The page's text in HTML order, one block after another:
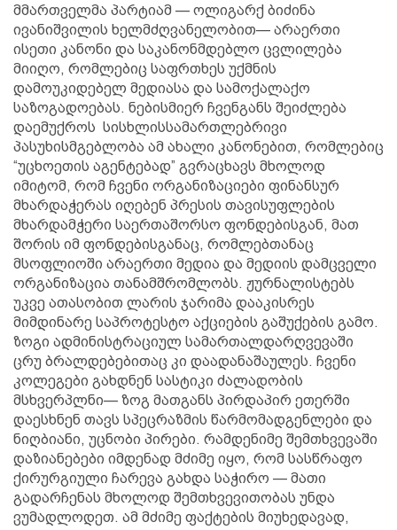
მმართველმა პარტიამ — ოლიგარქ ბიძინა
ივანიშვილის ხელმძღვანელობით— არაერთი
ისეთი კანონი და საკანონმდებლო ცვლილება
მიიღო, რომლებიც საფრთხეს უქმნის
დამოუკიდებელ მედიასა და სამოქალაქო
საზოგადოებას. ნებისმიერ ჩვენგანს შეიძლება
დაემუქროს სისხლისსამართლებრივი
პასუხისმგებლობა ამ ახალი კანონებით, რომლებიც
“უცხოეთის აგენტებად” გვრაცხავს მხოლოდ
იმიტომ, რომ ჩვენი ორგანიზაციები ფინანსურ
მხარდაჭერას იღებენ პრესის თავისუფლების
მხარდამჭერი საერთაშორსო ფონდებისგან, მათ
შორის იმ ფონდებისგანაც, რომლებთანაც
მსოფლიოში არაერთი მედია და მედიის დამცველი
ორგანიზაცია თანამშრომლობს. ჟურნალისტებს
უკვე ათასობით ლარის ჯარიმა დააკისრეს
მიმდინარე საპროტესტო აქციების გაშუქების გამო.
ზოგი ადმინისტრაციულ სამართალდარღვევაში
ცრუ ბრალდებებითაც კი დაადანაშაულეს. ჩვენი
კოლეგები გახდნენ სასტიკი ძალადობის
მსხვერპლნი— ზოგ მათგანს პირდაპირ ეთერში
დაესხნენ თავს სპეცრაზმის წარმომადგენლები და
ნიღბიანი, უცნობი პირები. რამდენიმე შემთხვევაში
დაზიანებები იმდენად მძიმე იყო, რომ სასწრაფო
ქირურგიული ჩარევა გახდა საჭირო — მათი
გადარჩენას მხოლოდ შემთხვევითობას უნდა
ვუმადლოდეთ. ამ მძიმე ფაქტების მიუხედავად,